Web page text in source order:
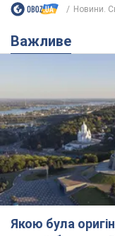
Якою була
чому її боялася
Державним символом
час назад 3,0 т.
Олександру
відомо про
символа 90-х та
За розвитком кар'єри
особисте щастя